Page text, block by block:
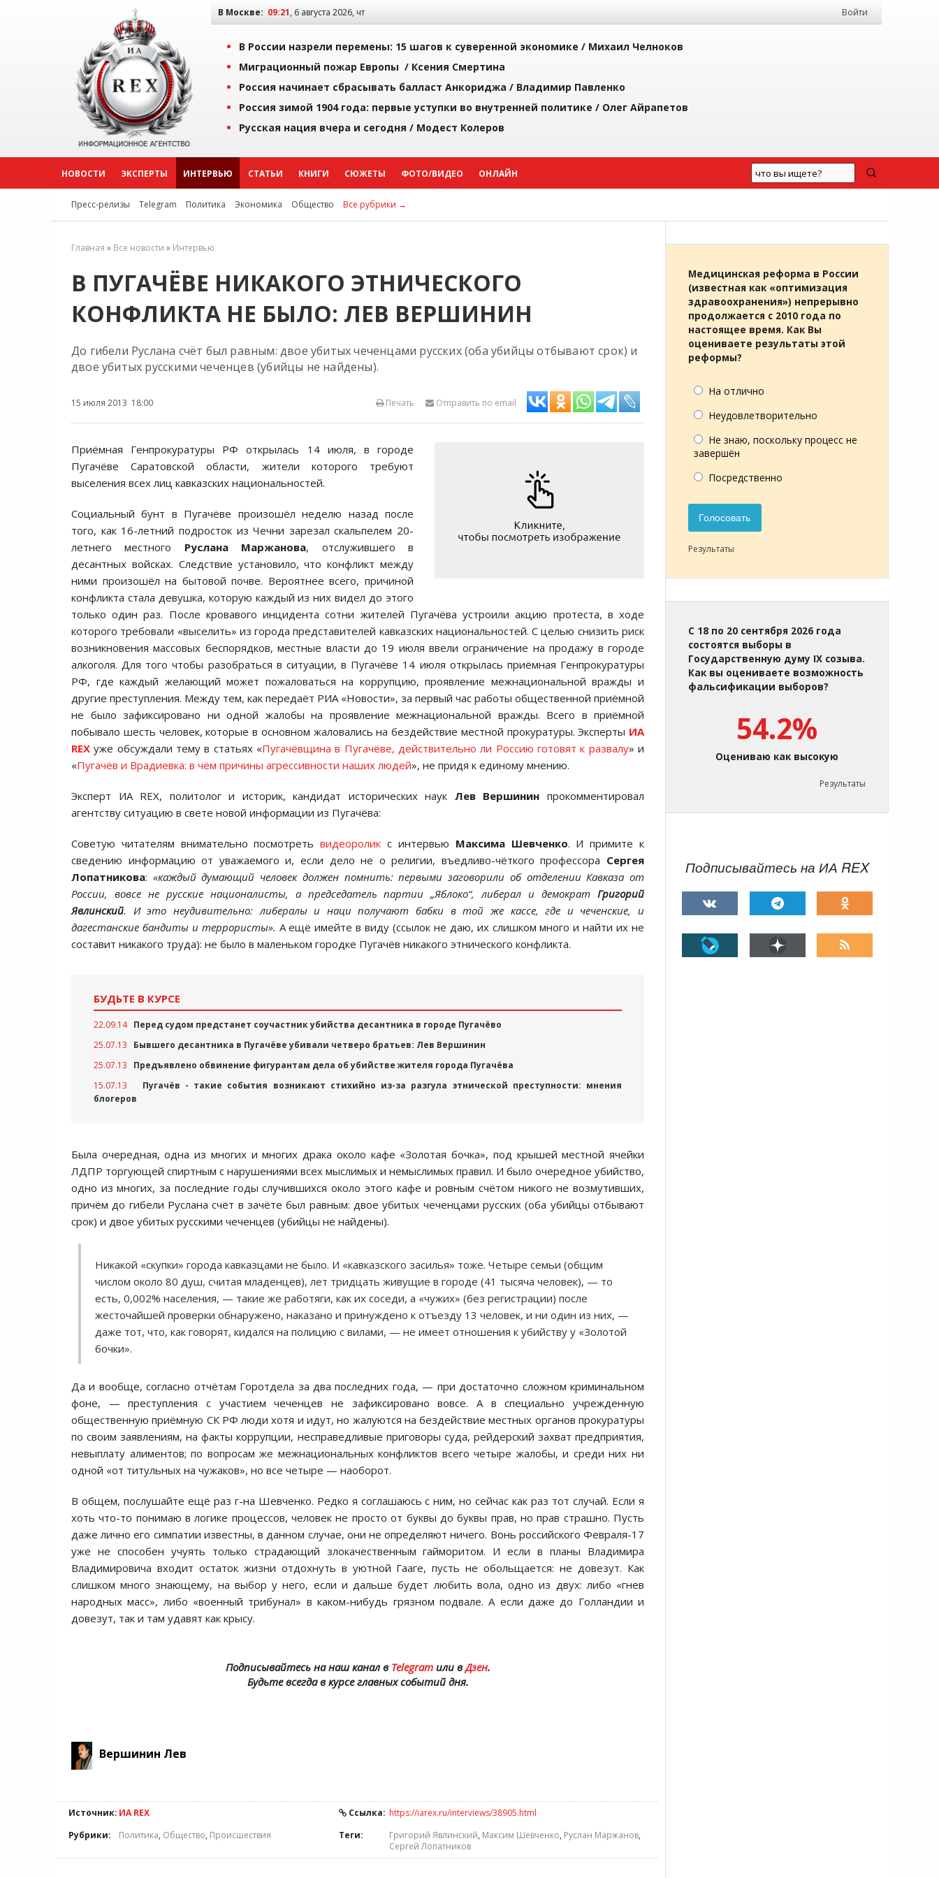
В Москве: 09:21, 6 августа 2026, чт Войти
В России назрели перемены: 15 шагов к суверенной экономике / Михаил Челноков
Миграционный пожар Европы / Ксения Смертина
Россия начинает сбрасывать балласт Анкориджа / Владимир Павленко
Россия зимой 1904 года: первые уступки во внутренней политике / Олег Айрапетов
Русская нация вчера и сегодня / Модест Колеров
НОВОСТИ ЭКСПЕРТЫ ИНТЕРВЬЮ СТАТЬИ КНИГИ СЮЖЕТЫ ФОТО/ВИДЕО ОНЛАЙН
Пресс-релизы Telegram Политика Экономика Общество Все рубрики →
Главная » Все новости » Интервью
В ПУГАЧЁВЕ НИКАКОГО ЭТНИЧЕСКОГО
КОНФЛИКТА НЕ БЫЛО: ЛЕВ ВЕРШИНИН
До гибели Руслана счёт был равным: двое убитых чеченцами русских (оба убийцы отбывают срок) и
двое убитых русскими чеченцев (убийцы не найдены).
15 июля 2013 18:00 Отправить по email
Печать
Приёмная Генпрокуратуры РФ открылась 14 июля, в городе
Пугачёве Саратовской области, жители которого требуют
выселения всех лиц кавказских национальностей.
Социальный бунт в Пугачёве произошёл неделю назад после
того, как 16-летний подросток из Чечни зарезал скальпелем 20-
летнего местного Руслана Маржанова, отслужившего в
десантных войсках. Следствие установило, что конфликт между
ними произошёл на бытовой почве. Вероятнее всего, причиной
конфликта стала девушка, которую каждый из них видел до этого
только один раз. После кровавого инцидента сотни жителей Пугачёва устроили акцию протеста, в ходе
которого требовали «выселить» из города представителей кавказских национальностей. С целью снизить риск
возникновения массовых беспорядков, местные власти до 19 июля ввели ограничение на продажу в городе
алкоголя. Для того чтобы разобраться в ситуации, в Пугачёве 14 июля открылась приёмная Генпрокуратуры
РФ, где каждый желающий может пожаловаться на коррупцию, проявление межнациональной вражды и
другие преступления. Между тем, как передаёт РИА «Новости», за первый час работы общественной приёмной
не было зафиксировано ни одной жалобы на проявление межнациональной вражды. Всего в приёмной
побывало шесть человек, которые в основном жаловались на бездействие местной прокуратуры. Эксперты ИА
REX уже обсуждали тему в статьях «Пугачёвщина в Пугачёве, действительно ли Россию готовят к развалу» и
«Пугачёв и Врадиевка: в чём причины агрессивности наших людей», не придя к единому мнению.
Эксперт ИА REX, политолог и историк, кандидат исторических наук Лев Вершинин прокомментировал
агентству ситуацию в свете новой информации из Пугачёва:
Советую читателям внимательно посмотретьвидеоролик с интервью Максима Шевченко. И примите к
сведению информацию от уважаемого и, если дело не о религии, въедливо-чёткого профессора Сергея
Лопатникова: «каждый думающий человек должен помнить: первыми заговорили об отделении Кавказа от
России, вовсе не русские националисты, а председатель партии „Яблоко“, либерал и демократ Григорий
Явлинский. И это неудивительно: либералы и наци получают бабки в той же кассе, где и чеченские, и
дагестанские бандиты и террористы». А ещё имейте в виду (ссылок не даю, их слишком много и найти их не
составит никакого труда): не было в маленьком городке Пугачёв никакого этнического конфликта.
БУДЬТЕ В КУРСЕ
22.09.14 Перед судом предстанет соучастник убийства десантника в городе Пугачёво
25.07.13
Бывшего десантника в Пугачёве убивали четверо братьев: Лев Вершинин
25.07.13
Предъявлено обвинение фигурантам дела об убийстве жителя города Пугачёва
15.07.13
Пугачёв - такие события возникают стихийно из-за разгула этнической преступности: мнения
блогеров
Была очередная, одна из многих и многих драка около кафе «Золотая бочка», под крышей местной ячейки
ЛДПР торгующей спиртным с нарушениями всех мыслимых и немыслимых правил. И было очередное убийство,
одно из многих, за последние годы случившихся около этого кафе и ровным счётом никого не возмутивших,
причём до гибели Руслана счёт в зачёте был равным: двое убитых чеченцами русских (оба убийцы отбывают
срок) и двое убитых русскими чеченцев (убийцы не найдены).
Никакой «скупки» города кавказцами не было. И «кавказского засилья» тоже. Четыре семьи (общим
числом около 80 душ, считая младенцев), лет тридцать живущие в городе (41 тысяча человек), — то
есть, 0,002% населения, — такие же работяги, как их соседи, а «чужих» (без регистрации) после
жесточайшей проверки обнаружено, наказано и принуждено к отъезду 13 человек, и ни один из них, —
даже тот, что, как говорят, кидался на полицию с вилами, — не имеет отношения к убийству у «Золотой
бочки».
Да и вообще, согласно отчётам Горотдела за два последних года, — при достаточно сложном криминальном
фоне, — преступления с участием чеченцев не зафиксировано вовсе. А в специально учрежденную
общественную приёмную СК РФ люди хотя и идут, но жалуются на бездействие местных органов прокуратуры
по своим заявлениям, на факты коррупции, несправедливые приговоры суда, рейдерский захват предприятия,
невыплату алиментов; по вопросам же межнациональных конфликтов всего четыре жалобы, и среди них ни
одной «от титульных на чужаков», но все четыре — наоборот.
В общем, послушайте ещё раз г-на Шевченко. Редко я соглашаюсь с ним, но сейчас как раз тот случай. Если я
хоть что-то понимаю в логике процессов, человек не просто от буквы до буквы прав, но прав страшно. Пусть
даже лично его симпатии известны, в данном случае, они не определяют ничего. Вонь российского Февраля-17
уже не способен учуять только страдающий злокачественным гайморитом. И если в планы Владимира
Владимировича входит остаток жизни отдохнуть в уютной Гааге, пусть не обольщается: не довезут. Как
слишком много знающему, на выбор у него, если и дальше будет любить вола, одно из двух: либо «гнев
народных масс», либо «военный трибунал» в каком-нибудь грязном подвале. А если даже до Голландии и
довезут, так и там удавят как крысу.
Подписывайтесь на наш канал в Telegramили вДзен.
Будьте всегда в курсе главных событий дня.
Вершинин Лев
Источник: ИА REX Ссылка: https://iarex.ru/interviews/38905.html
Рубрики:
Политика, Общество, Происшествия Теги: Григорий Явлинский, Максим Шевченко, Руслан Маржанов,
Сергей Лопатников
Медицинская реформа в России
(известная как «оптимизация
здравоохранения») непрерывно
продолжается с 2010 года по
настоящее время. Как Вы
оцениваете результаты этой
реформы?
На отлично
Неудовлетворительно
Не знаю, поскольку процесс не
завершён
Посредственно
Голосовать
Результаты
С 18 по 20 сентября 2026 года
состоятся выборы в
Государственную думу IX созыва.
Как вы оцениваете возможность
фальсификации выборов?
54.2%
Оцениваю как высокую
Результаты
Подписывайтесь на ИА REX